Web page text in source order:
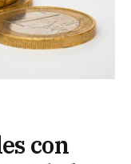
con